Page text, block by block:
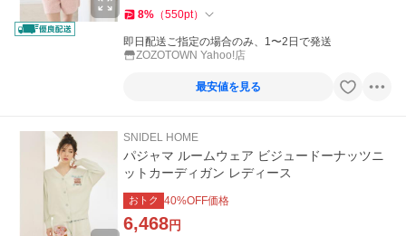
8% （550pt）
即日配送ご指定の場合のみ、1〜2日で発送
ZOZOTOWN Yahoo!店
最安値を見る
SNIDEL HOME
パジャマ ルームウェア ビジュードーナッツニ
ットカーディガン レディース
おトク 40%OFF価格
6,468円